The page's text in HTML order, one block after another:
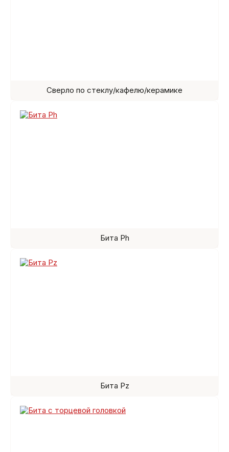
Сверло по стеклу/кафелю/керамике
Бита Ph
Бита Pz